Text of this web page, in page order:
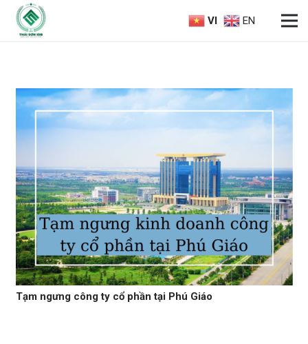
VI EN
Tạm ngưng công ty cổ phần tại Phú Giáo